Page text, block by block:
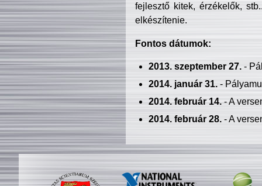
fejlesztő kitek, érzékelők,
elkészítenie.
Fontos dátumok:
2013. szeptember 27.-
2014. január 31.-
2014. február 14.- A
2014. február 28.- A